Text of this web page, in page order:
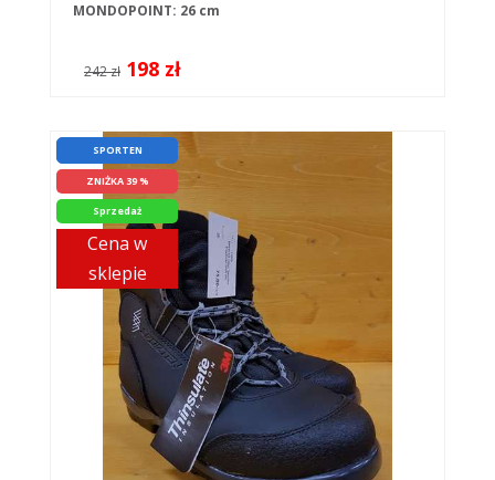
MONDOPOINT: 26 cm
242 zł 198 zł
SPORTEN
ZNIŻKA 39 %
Sprzedaż
Cena w
sklepie